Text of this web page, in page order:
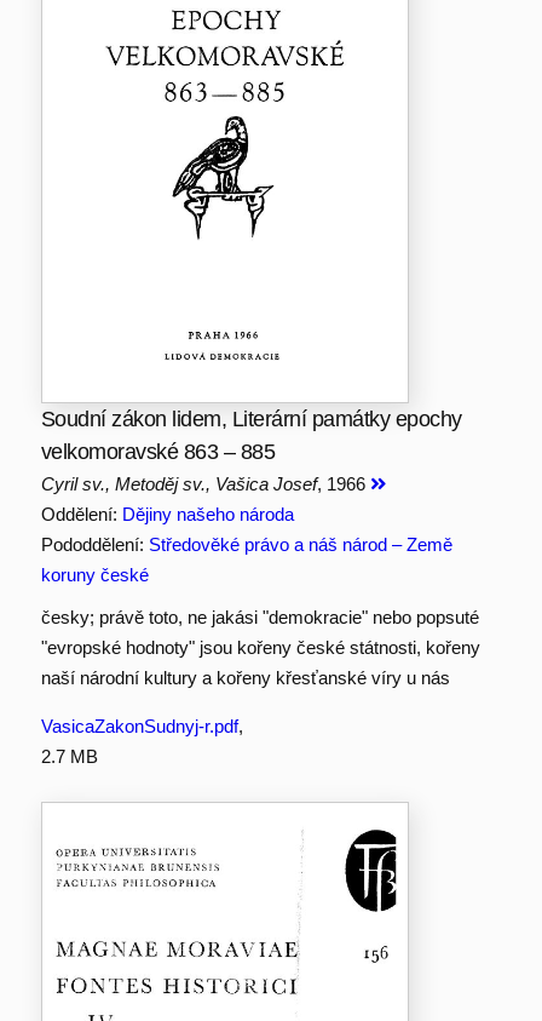
Soudní zákon lidem, Literární památky epochy
velkomoravské 863 – 885
Cyril sv., Metoděj sv., Vašica Josef, 1966
Oddělení: Dějiny našeho národa
Pododdělení: Středověké právo a náš národ – Země
koruny české
česky; právě toto, ne jakási "demokracie" nebo popsuté
"evropské hodnoty" jsou kořeny české státnosti, kořeny
naší národní kultury a kořeny křesťanské víry u nás
VasicaZakonSudnyj-r.pdf,
2.7 MB